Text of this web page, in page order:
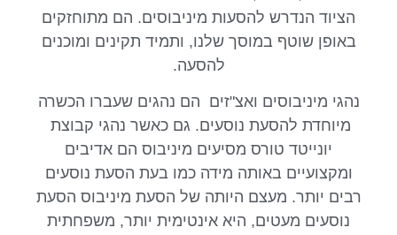
הציוד הנדרש להסעות מיניבוסים. הם מתוחזקים
באופן שוטף במוסך שלנו, ותמיד תקינים ומוכנים
להסעה.
נהגי מיניבוסים ואצ"זים הם נהגים שעברו הכשרה
מיוחדת להסעת נוסעים. גם כאשר נהגי קבוצת
יונייטד טורס מסיעים מיניבוס הם אדיבים
ומקצועיים באותה מידה כמו בעת הסעת נוסעים
רבים יותר. מעצם היותה של הסעת מיניבוס הסעת
נוסעים מעטים, היא אינטימית יותר, משפחתית